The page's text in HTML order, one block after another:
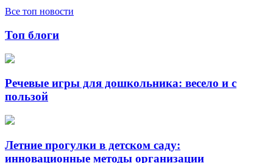
Все топ новости
Топ блоги
Речевые игры для дошкольника: весело и с
пользой
Летние прогулки в детском саду:
инновационные методы организации